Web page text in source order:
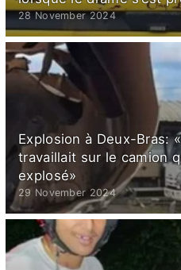
28 November 2024
Explosion à Deux-Bras:
travaillait sur le camion
explosé»
29 November 2024